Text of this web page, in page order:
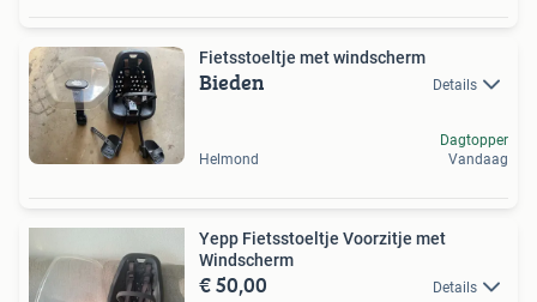
Fietsstoeltje met windscherm
Bieden Details
Helmond
Dagtopper
Vandaag
Yepp Fietsstoeltje Voorzitje met
Windscherm
€ 50,00 Details